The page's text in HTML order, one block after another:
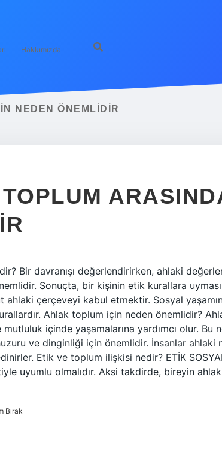
Hakkımızda
NEDEN ÖNEMLIDIR
Bir davranışı değerlendirirken, ahlaki
Sonuçta, bir kişinin etik kurallara
ahlaki çerçeveyi kabul etmektir. Sosyal
Ahlak toplum için neden önemlidir?
içinde yaşamalarına yardımcı olur. Bu
ve dinginliği için önemlidir. İnsanlar ahlaki
Etik ve toplum ilişkisi nedir? ETİK
uyumlu olmalıdır. Aksi takdirde, bireyin
Bırak